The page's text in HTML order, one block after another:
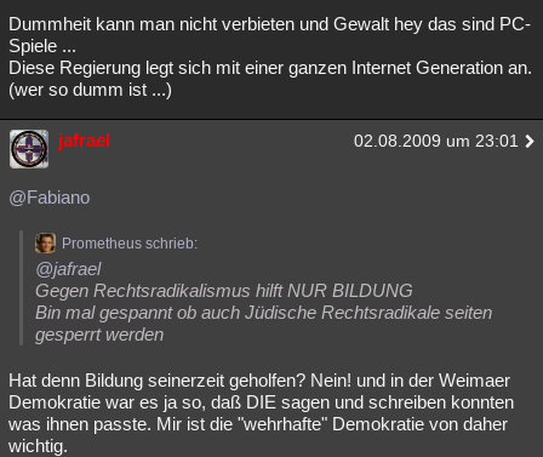
Lesenswert Schlüsselwörter
Dummheit kann man nicht verbieten und Gewalt hey das sind PC-
Spiele ...
Diese Regierung legt sich mit einer ganzen Internet Generation an.
(wer so dumm ist ...)
jafrael 02.08.2009 um 23:01
@Fabiano
Prometheus schrieb:
@jafrael
Gegen Rechtsradikalismus hilft NUR BILDUNG
Bin mal gespannt ob auch Jüdische Rechtsradikale seiten
gesperrt werden
Hat denn Bildung seinerzeit geholfen? Nein! und in der Weimaer
Demokratie war es ja so, daß DIE sagen und schreiben konnten
was ihnen passte. Mir ist die "wehrhafte" Demokratie von daher
wichtig.